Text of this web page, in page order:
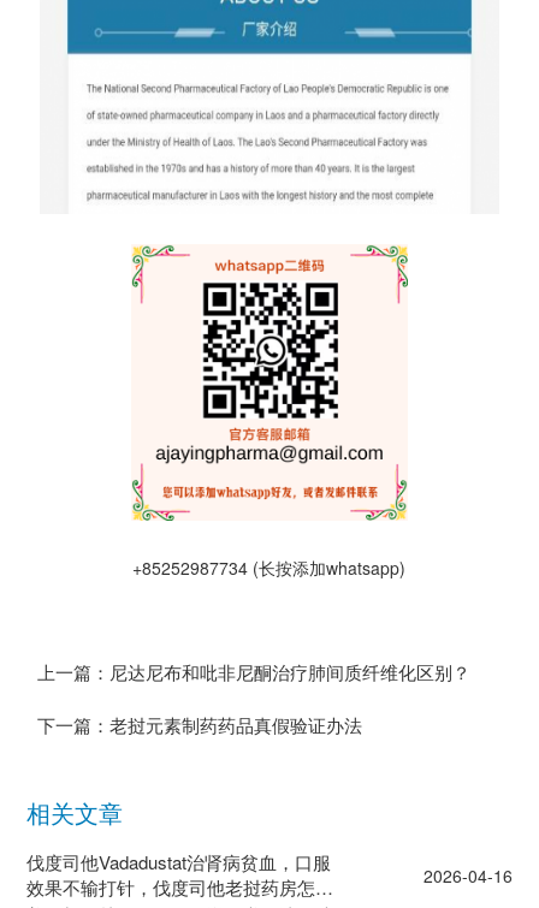
+85252987734 (长按添加whatsapp)
上一篇：尼达尼布和吡非尼酮治疗肺间质纤维化区别？
下一篇：老挝元素制药药品真假验证办法
相关文章
伐度司他Vadadustat治肾病贫血，口服
效果不输打针，伐度司他老挝药房怎么
2026-04-16